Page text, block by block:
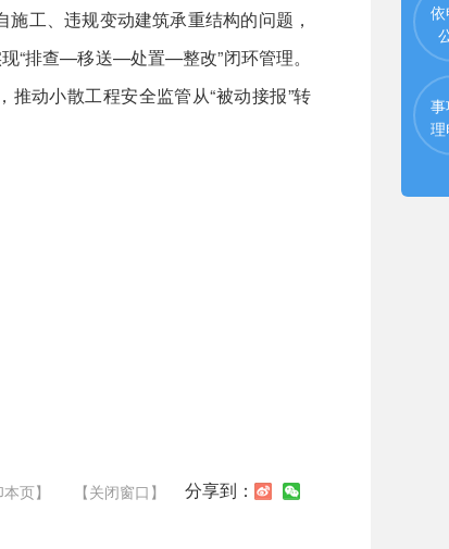
工、违规变动建筑承重结构的问题，
“排查—移送—处置—整改”闭环管理。
动小散工程安全监管从“被动接报”转
本页】 【关闭窗口】 分享到：